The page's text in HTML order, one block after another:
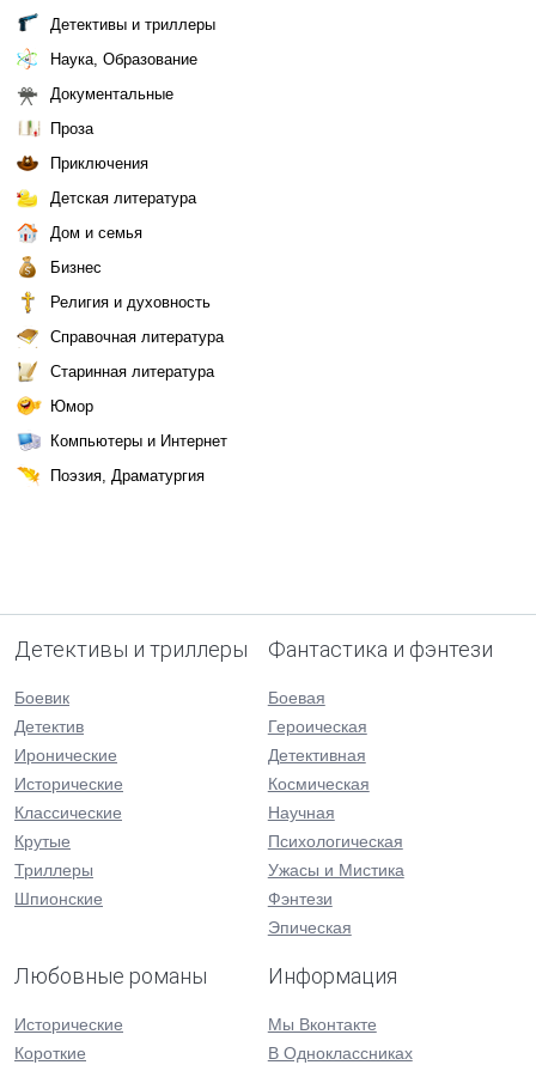
Детективы и триллеры
Наука, Образование
Документальные
Проза
Приключения
Детская литература
Дом и семья
Бизнес
Религия и духовность
Справочная литература
Старинная литература
Юмор
Компьютеры и Интернет
Поэзия, Драматургия
Детективы и триллеры
Боевик
Детектив
Иронические
Исторические
Классические
Крутые
Триллеры
Шпионские
Фантастика и фэнтези
Боевая
Героическая
Детективная
Космическая
Научная
Психологическая
Ужасы и Мистика
Фэнтези
Эпическая
Любовные романы
Исторические
Короткие
Информация
Мы Вконтакте
В Одноклассниках